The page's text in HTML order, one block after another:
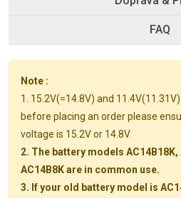
FAQ
Note :
1. 15.2V(=14.8V) and
before placing an order please
voltage is 15.2V or 14.8V.
2. The battery models AC14B18K,
AC14B8K are in common use.
3. If your old battery model is